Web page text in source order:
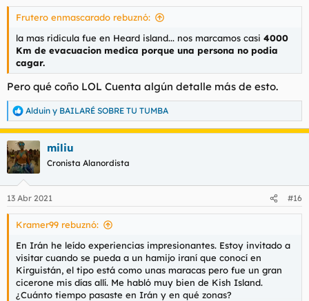
Frutero enmascarado rebuznó:
la mas ridicula fue en Heard island... nos marcamos casi 4000
Km de evacuacion medica porque una persona no podia
cagar.
Pero qué coño LOL Cuenta algún detalle más de esto.
R
e
a
c
c
i
e
s
Alduin y BAILARÉ SOBRE TU TUMBA
miliu
Cronista Alanordista
13 Abr 2021 #16
Kramer99 rebuznó:
En Irán he leído experiencias impresionantes. Estoy invitado a
visitar cuando se pueda a un hamijo iraní que conocí en
Kirguistán, el tipo está como unas maracas pero fue un gran
cicerone mis días allí. Me habló muy bien de Kish Island.
¿Cuánto tiempo pasaste en Irán y en qué zonas?